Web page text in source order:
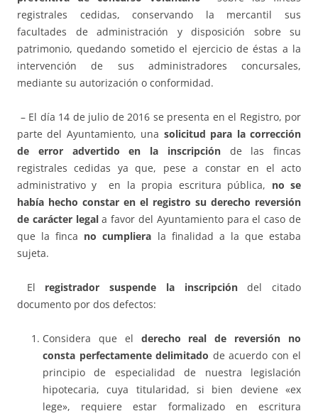
registrales cedidas, conservando la mercantil sus
facultades de administración y disposición sobre su
patrimonio, quedando sometido el ejercicio de éstas a la
intervención de sus administradores concursales,
mediante su autorización o conformidad.
– El día 14 de julio de 2016 se presenta en el Registro, por
parte del Ayuntamiento, una solicitud para la corrección
de error advertido en la inscripciónde las fincas
registrales cedidas ya que, pese a constar en el acto
administrativo y en la propia escritura pública, no se
había hecho constar en el registro su derecho reversión
de carácter legala favor del Ayuntamiento para el caso de
que la finca no cumpliera la finalidad a la que estaba
sujeta.
El registrador suspende la inscripcióndel citado
documento por dos defectos:
Considera que el derecho real de reversión no
consta perfectamente delimitado de acuerdo con el
principio de especialidad de nuestra legislación
hipotecaria, cuya titularidad, si bien deviene «ex
lege», requiere estar formalizado en escritura